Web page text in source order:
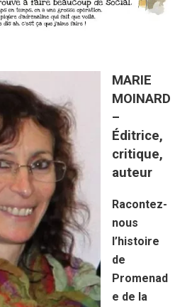
MARIE
MOINARD
–
Éditrice,
critique,
auteur
Racontez-
nous
l’histoire
de
Promenad
e de la